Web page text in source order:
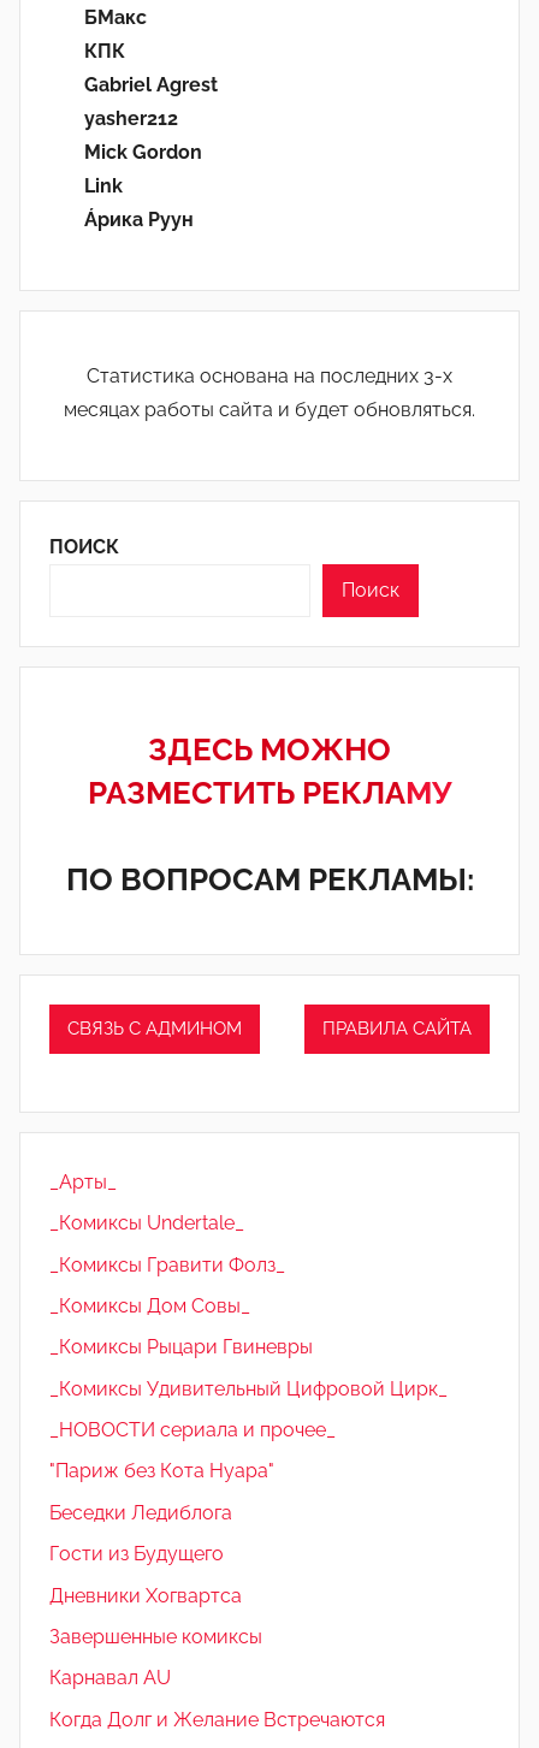
БМакс
КПК
Gabriel Agrest
yasher212
Mick Gordon
Link
Áрика Руун
Статистика основана на последних 3-х
месяцах работы сайта и будет обновляться.
ПОИСК
Поиск
ЗДЕСЬ МОЖНО
РАЗМЕСТИТЬ РЕКЛАМУ
ПО ВОПРОСАМ РЕКЛАМЫ:
СВЯЗЬ С АДМИНОМ ПРАВИЛА САЙТА
_Арты_
_Комиксы Undertale_
_Комиксы Гравити Фолз_
_Комиксы Дом Совы_
_Комиксы Рыцари Гвиневры
_Комиксы Удивительный Цифровой Цирк_
_НОВОСТИ сериала и прочее_
"Париж без Кота Нуара"
Беседки Ледиблога
Гости из Будущего
Дневники Хогвартса
Завершенные комиксы
Карнавал AU
Когда Долг и Желание Встречаются